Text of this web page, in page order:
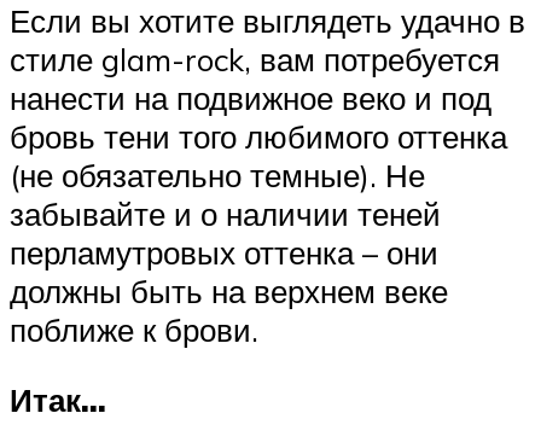
Если вы хотите выглядеть удачно в
стиле glam-rock, вам потребуется
нанести на подвижное веко и под
бровь тени того любимого оттенка
(не обязательно темные). Не
забывайте и о наличии теней
перламутровых оттенка – они
должны быть на верхнем веке
поближе к брови.
Итак…